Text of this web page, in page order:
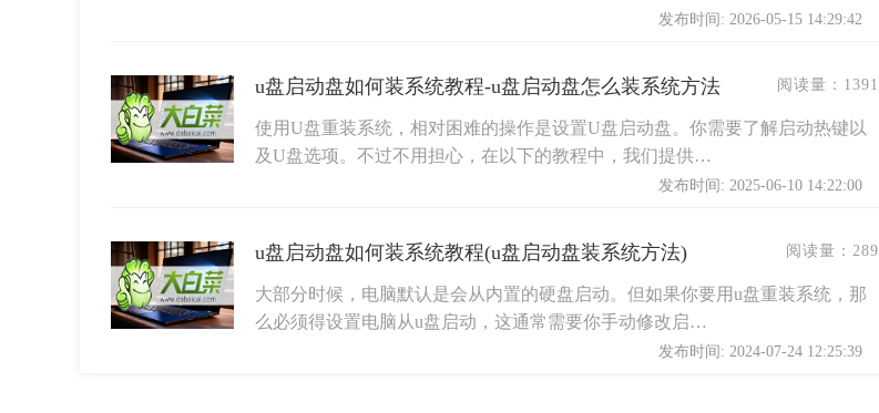
发布时间: 2026-05-15 14:29:42
u盘启动盘如何装系统教程-u盘启动盘怎么装系统方法 阅读量： 1391
使用U盘重装系统，相对困难的操作是设置U盘启动盘。你需要了解启动热键以
及U盘选项。不过不用担心，在以下的教程中，我们提供…
发布时间: 2025-06-10 14:22:00
u盘启动盘如何装系统教程(u盘启动盘装系统方法) 阅读量： 289
大部分时候，电脑默认是会从内置的硬盘启动。但如果你要用u盘重装系统，那
么必须得设置电脑从u盘启动，这通常需要你手动修改启…
发布时间: 2024-07-24 12:25:39